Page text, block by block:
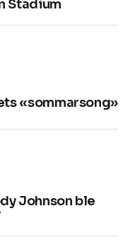
Stadium
«sommarsong»
Johnson ble